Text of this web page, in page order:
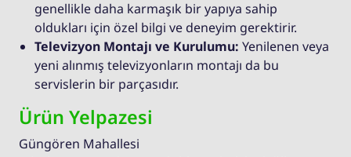
genellikle daha karmaşık bir yapıya sahip
oldukları için özel bilgi ve deneyim gerektirir.
Televizyon Montajı ve Kurulumu: Yenilenen veya
yeni alınmış televizyonların montajı da bu
servislerin bir parçasıdır.
Ürün Yelpazesi
Güngören Mahallesi